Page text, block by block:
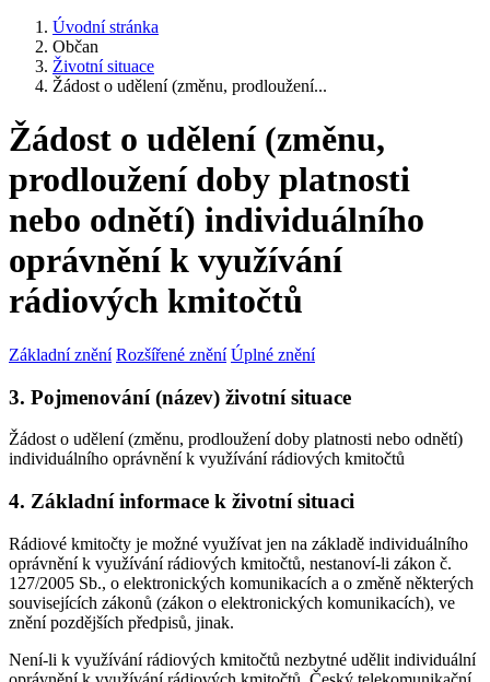
Úvodní stránka
Občan
Životní situace
Žádost o udělení (změnu, prodloužení...
Žádost o udělení (změnu,
prodloužení doby platnosti
nebo odnětí) individuálního
oprávnění k využívání
rádiových kmitočtů
Základní znění Rozšířené znění Úplné znění
3. Pojmenování (název) životní situace
Žádost o udělení (změnu, prodloužení doby platnosti nebo odnětí)
individuálního oprávnění k využívání rádiových kmitočtů
4. Základní informace k životní situaci
Rádiové kmitočty je možné využívat jen na základě individuálního
oprávnění k využívání rádiových kmitočtů, nestanoví-li zákon č.
127/2005 Sb., o elektronických komunikacích a o změně některých
souvisejících zákonů (zákon o elektronických komunikacích), ve
znění pozdějších předpisů, jinak.
Není-li k využívání rádiových kmitočtů nezbytné udělit individuální